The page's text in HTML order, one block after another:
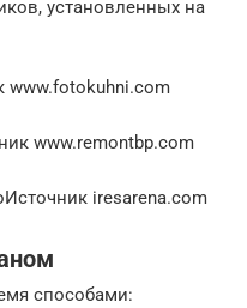
установленных на
www.fotokuhni.com
www.remontbp.com
iresarena.com
способами: